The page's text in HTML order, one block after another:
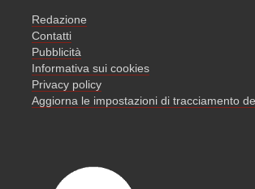
Redazione
Contatti
Pubblicità
Informativa sui cookies
Privacy policy
Aggiorna le impostazioni di tracciamento